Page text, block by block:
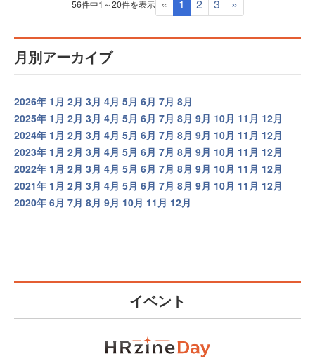
56件中1～20件を表示 « 1 2 3 »
月別アーカイブ
2026年 1月 2月 3月 4月 5月 6月 7月 8月
2025年 1月 2月 3月 4月 5月 6月 7月 8月 9月 10月 11月 12月
2024年 1月 2月 3月 4月 5月 6月 7月 8月 9月 10月 11月 12月
2023年 1月 2月 3月 4月 5月 6月 7月 8月 9月 10月 11月 12月
2022年 1月 2月 3月 4月 5月 6月 7月 8月 9月 10月 11月 12月
2021年 1月 2月 3月 4月 5月 6月 7月 8月 9月 10月 11月 12月
2020年 6月 7月 8月 9月 10月 11月 12月
イベント